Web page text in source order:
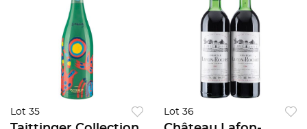
Lot 35 Lot 36